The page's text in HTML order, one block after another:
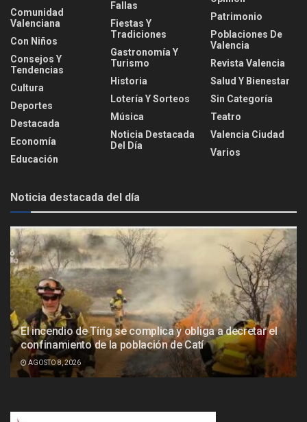
Comunidad
Valenciana
Con Niños
Consejos Y
Tendencias
Cultura
Deportes
Destacada
Economía
Educación
Fallas
Fiestas Y
Tradiciones
Gastronomía Y
Turismo
Historia
Lotería Y Sorteos
Música
Noticia Destacada
Del Día
Patrimonio
Poblaciones De
Valencia
Revista Valencia
Salud Y Bienestar
Sin Categoría
Teatro
Valencia Ciudad
Varios
Noticia destacada del día
El incendio de Tírig se complica y obliga a decretar el
confinamiento de la población de Catí
AGOSTO 8, 2026